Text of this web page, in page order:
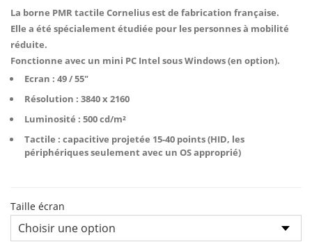
3
860,00€
4
350,00€
La borne PMR tactile Cornelius est de fabrication française.
Elle a été spécialement étudiée pour les personnes à mobilité
réduite.
Fonctionne avec un mini PC Intel sous Windows (en option).
Ecran : 49 / 55″
Résolution : 3840 x 2160
Luminosité : 500 cd/m²
Tactile : capacitive projetée 15-40 points (HID, les
périphériques seulement avec un OS approprié)
Taille écran